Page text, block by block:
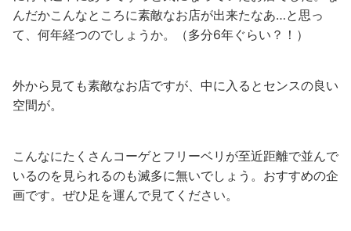
んだかこんなところに素敵なお店が出来たなあ…と思っ
て、何年経つのでしょうか。（多分6年ぐらい？！）
外から見ても素敵なお店ですが、中に入るとセンスの良い
空間が。
こんなにたくさんコーゲとフリーベリが至近距離で並んで
いるのを見られるのも滅多に無いでしょう。おすすめの企
画です。ぜひ足を運んで見てください。